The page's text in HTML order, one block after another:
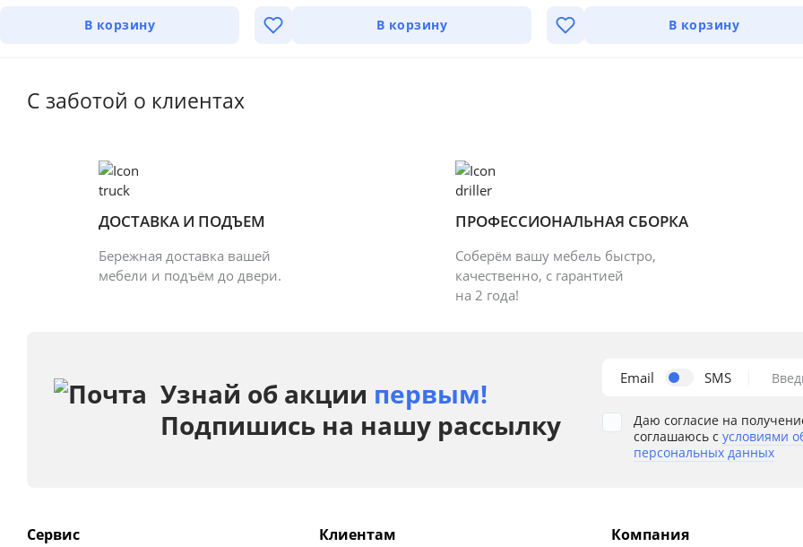
В корзину В корзину В корзину
С заботой о клиентах
ДОСТАВКА И ПОДЪЕМ
Бережная доставка вашей
мебели и подъём до двери.
ПРОФЕССИОНАЛЬНАЯ СБОРКА
Соберём вашу мебель быстро,
качественно, с гарантией
на 2 года!
Узнай об акции первым!
Подпишись на нашу рассылку
Email SMS
Даю согласие на
соглашаюсь с условиями
персональных данных
Сервис Клиентам Компания